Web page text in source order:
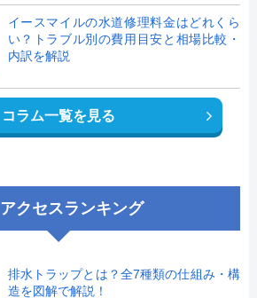
イースマイルの水道修理料金はどれくら
い？トラブル別の費用目安と相場比較・
内訳を解説
コラム一覧を見る
アクセスランキング
排水トラップとは？全7種類の仕組み・構
造を図解で解説！